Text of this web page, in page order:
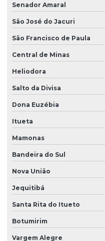
Senador Amaral
São José do Jacuri
São Francisco de Paula
Central de Minas
Heliodora
Salto da Divisa
Dona Euzébia
Itueta
Mamonas
Bandeira do Sul
Nova União
Jequitibá
Santa Rita do Itueto
Botumirim
Vargem Alegre